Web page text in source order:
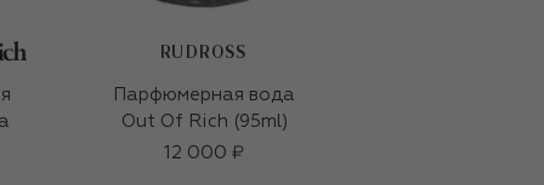
RUDROSS
Парфюмерная вода
Out Of Rich (95ml)
12 000 ₽